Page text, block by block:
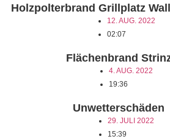
Holzpolterbrand Grillplatz
12. AUG. 2022
02:07
Flächenbrand
4. AUG. 2022
19:36
Unwetterschäden
29. JULI 2022
15:39